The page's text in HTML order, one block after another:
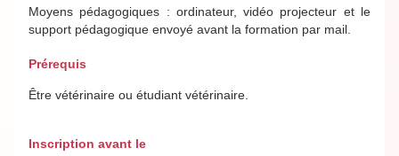
Moyens pédagogiques : ordinateur, vidéo projecteur et le
support pédagogique envoyé avant la formation par mail.
Prérequis
Être vétérinaire ou étudiant vétérinaire.
Inscription avant le